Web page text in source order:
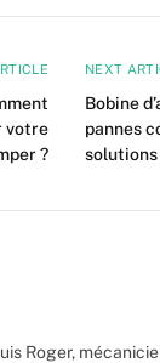
votre
?
NEXT
Bobine
pannes
solutions
Roger,